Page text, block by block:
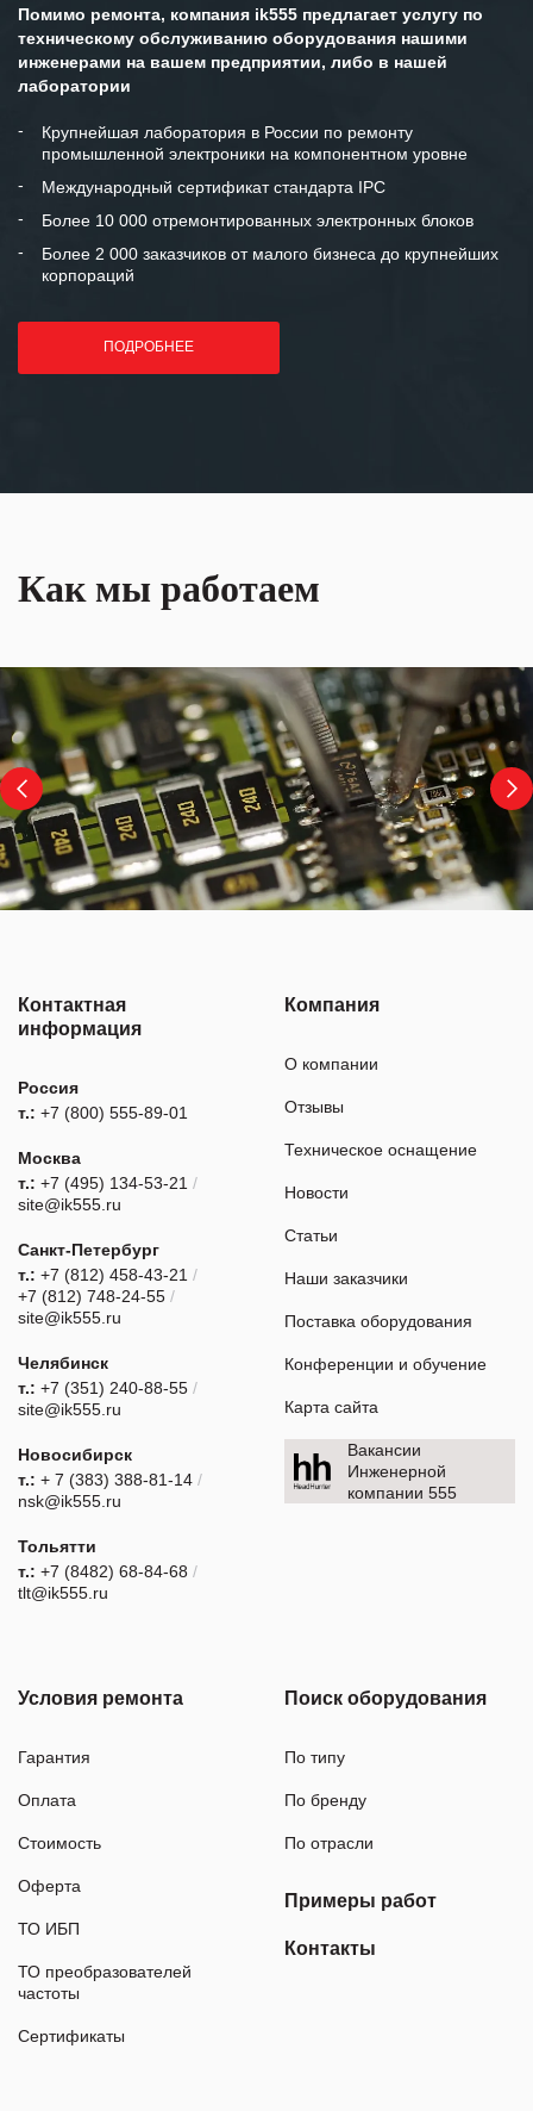
готовность помочь в самых сложных
Мы высоко ценим сложившиеся
и доверительные партнерские
отношения и искренне желаем
«Инженерной компании «555» долгих
лет успеха и процветания.
Помимо ремонта, компания ik555 предлагает услугу по
техническому обслуживанию оборудования нашими
инженерами на вашем предприятии, либо в нашей
лаборатории
Крупнейшая лаборатория в России по ремонту
промышленной электроники на компонентном уровне
Международный сертификат стандарта IPC
Более 10 000 отремонтированных электронных блоков
Более 2 000 заказчиков от малого бизнеса до крупнейших
корпораций
ПОДРОБНЕЕ
Как мы работаем
Контактная
информация
Россия
т.: +7 (800) 555-89-01
Москва
т.: +7 (495) 134-53-21 /
site@ik555.ru
Санкт-Петербург
т.: +7 (812) 458-43-21 /
+7 (812) 748-24-55 /
site@ik555.ru
Челябинск
т.: +7 (351) 240-88-55 /
site@ik555.ru
Новосибирск
т.: + 7 (383) 388-81-14 /
nsk@ik555.ru
Тольятти
т.: +7 (8482) 68-84-68 /
tlt@ik555.ru
Компания
О компании
Отзывы
Техническое оснащение
Новости
Статьи
Наши заказчики
Поставка оборудования
Конференции и обучение
Карта сайта
Вакансии
Инженерной
компании 555
Условия ремонта
Гарантия
Оплата
Стоимость
Оферта
ТО ИБП
ТО преобразователей
частоты
Сертификаты
Поиск оборудования
По типу
По бренду
По отрасли
Примеры работ
Контакты